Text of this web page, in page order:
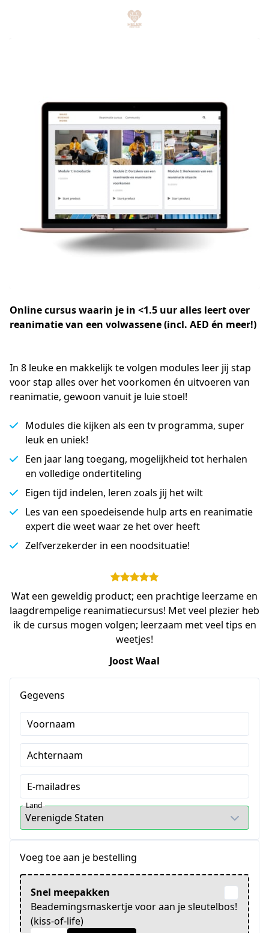
Online cursus waarin je in <1.5 uur alles leert over
reanimatie van een volwassene (incl. AED én meer!)
In 8 leuke en makkelijk te volgen modules leer jij stap
voor stap alles over het voorkomen én uitvoeren van
reanimatie, gewoon vanuit je luie stoel!
Modules die kijken als een tv programma, super
leuk en uniek!
Een jaar lang toegang, mogelijkheid tot herhalen
en volledige ondertiteling
Eigen tijd indelen, leren zoals jij het wilt
Les van een spoedeisende hulp arts en reanimatie
expert die weet waar ze het over heeft
Zelfverzekerder in een noodsituatie!
Wat een geweldig product; een prachtige leerzame en
laagdrempelige reanimatiecursus! Met veel plezier heb
ik de cursus mogen volgen; leerzaam met veel tips en
weetjes!
Joost Waal
Gegevens
Voornaam
Achternaam
E-mailadres
Land
Voeg toe aan je bestelling
Snel meepakken
Beademingsmaskertje voor aan je sleutelbos!
(kiss-of-life)